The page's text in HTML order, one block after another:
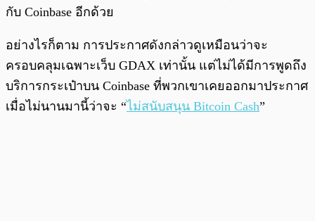
กับ Coinbase อีกด้วย
อย่างไรก็ตาม การประกาศดังกล่าวดูเหมือนว่าจะ
ครอบคลุมเฉพาะเว็บ GDAX เท่านั้น แต่ไม่ได้มีการพูดถึง
บริการกระเป๋าบน Coinbase ที่พวกเขาเคยออกมาประกาศ
เมื่อไม่นานมานี้ว่าจะ “ไม่สนับสนุน Bitcoin Cash”